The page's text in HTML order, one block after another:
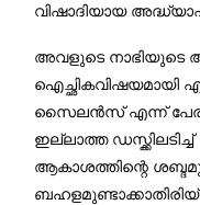
വിഷാദിയായ
അവളുടെ നാഭിയുടെ
ഐച്ഛികവിഷയമായി
സൈലൻസ് എന്ന്
ഇല്ലാത്ത ഡസ്ക്കിലടിച്ച്
ആകാശത്തിന്റെ